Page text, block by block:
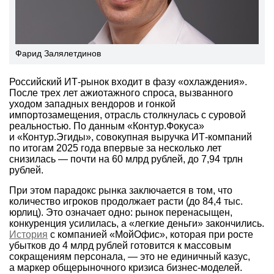
Фарид Залялетдинов
Российский ИТ-рынок входит в фазу «охлаждения».
После трех лет ажиотажного спроса, вызванного
уходом западных вендоров и гонкой
импортозамещения, отрасль столкнулась с суровой
реальностью. По данным «Контур.Фокуса»
и «Контур.Эгиды», совокупная выручка ИТ-компаний
по итогам 2025 года впервые за несколько лет
снизилась — почти на 60 млрд рублей, до 7,94 трлн
рублей.
При этом парадокс рынка заключается в том, что
количество игроков продолжает расти (до 84,4 тыс.
юрлиц). Это означает одно: рынок перенасыщен,
конкуренция усилилась, а «легкие деньги» закончились.
История с компанией «МойОфис», которая при росте
убытков до 4 млрд рублей готовится к массовым
сокращениям персонала, — это не единичный казус,
а маркер общерыночного кризиса бизнес-моделей.